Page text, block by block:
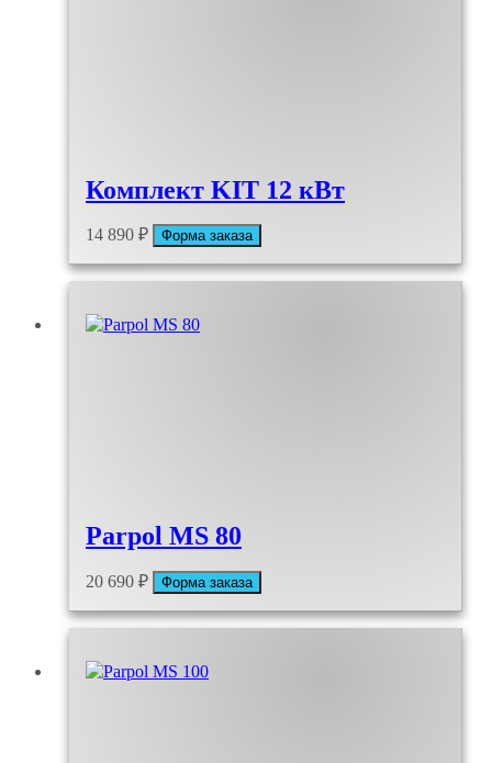
Комплект KIT 12 кВт
14 890 ₽ Форма заказа
Parpol MS 80
20 690 ₽ Форма заказа